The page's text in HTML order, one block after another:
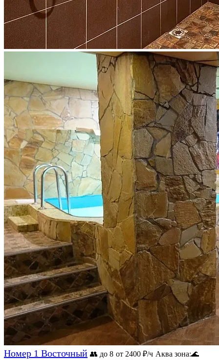
Номер 1 Восточный 👥 до 8 от 2400 ₽/ч Аква зона:🌊